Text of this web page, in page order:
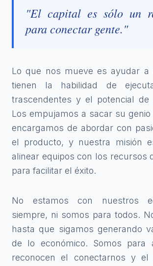
"El capital es sólo un
para conectar gente."
Lo que nos mueve es ayudar a
tienen la habilidad de
trascendentes y el potencial de
Los empujamos a sacar su
encargamos de abordar con
el producto, y nuestra misión
alinear equipos con los recursos
para facilitar el éxito.
No estamos con nuestros
siempre, ni somos para todos.
hasta que sigamos generando
de lo económico. Somos para
reconocen el conectarnos y el